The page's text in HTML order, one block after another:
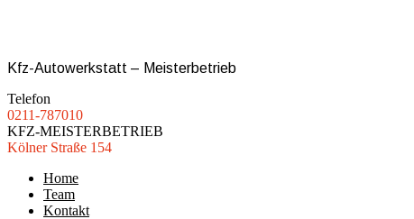
Kfz-Autowerkstatt – Meisterbetrieb
Telefon
0211-787010
KFZ-MEISTERBETRIEB
Kölner Straße 154
Home
Team
Kontakt